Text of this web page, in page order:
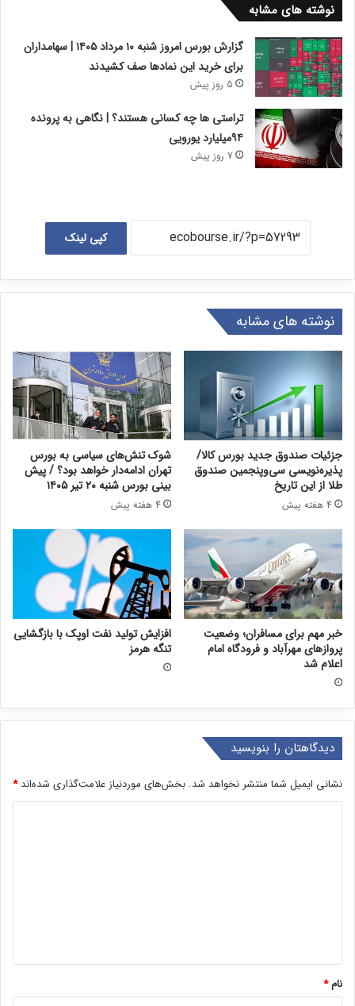
نوشته های مشابه
گزارش بورس امروز شنبه ۱۰ مرداد ۱۴۰۵ | سهامداران
برای خرید این نمادها صف کشیدند
5 روز پیش
تراستی ها چه کسانی هستند؟ | نگاهی به پرونده
۹۴میلیارد یورویی
7 روز پیش
کپی لینک
نوشته های مشابه
جزئیات صندوق جدید بورس کالا/
پذیره‌نویسی سی‌وپنجمین صندوق
طلا از این تاریخ
4 هفته پیش
شوک تنش‌های سیاسی به بورس
تهران ادامه‌دار خواهد بود؟ / پیش
بینی بورس شنبه ۲۰ تیر ۱۴۰۵
4 هفته پیش
خبر مهم برای مسافران؛ وضعیت
پروازهای مهرآباد و فرودگاه امام
اعلام شد
افزایش تولید نفت اوپک با بازگشایی
تنگه هرمز
دیدگاهتان را بنویسید
نشانی ایمیل شما منتشر نخواهد شد. بخش‌های موردنیاز علامت‌گذاری شده‌اند*
نام*